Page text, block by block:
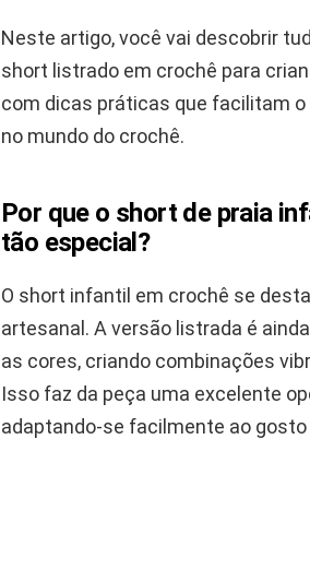
Neste artigo, você vai descobrir
short listrado em crochê para
com dicas práticas que facilitam
no mundo do crochê.
Por que o short de praia
tão especial?
O short infantil em crochê se
artesanal. A versão listrada é
as cores, criando combinações
Isso faz da peça uma excelente
adaptando-se facilmente ao gosto